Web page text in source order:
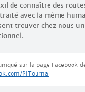
de connaître des
avec la même
trouver chez nous
sur la page Facebook
PITournai